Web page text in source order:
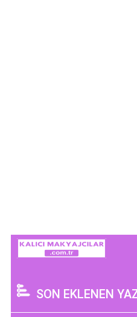
SON EKLENEN